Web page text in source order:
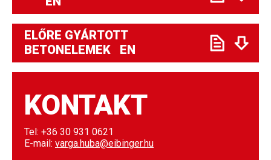
ELŐRE GYÁRTOTT
BETONELEMEK EN
KONTAKT
Tel: +36 30 931 0621
E-mail: varga.huba@eibinger.hu